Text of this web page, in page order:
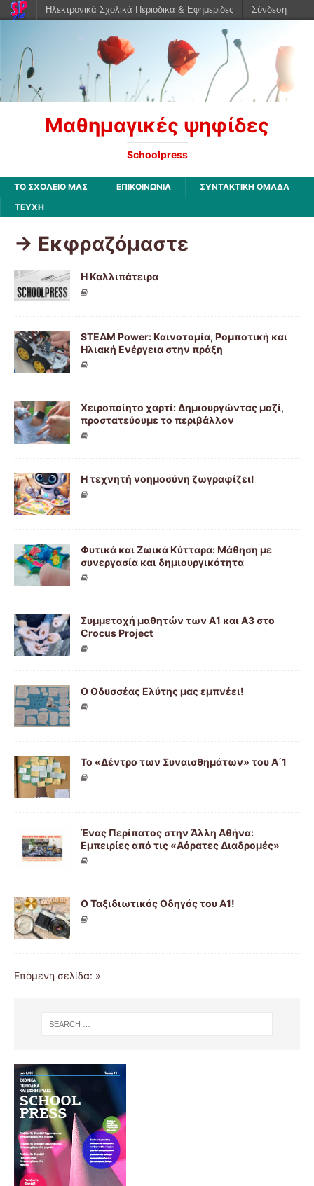
Μαθημαγικές ψηφίδες
Schoolpress
ΤΟ ΣΧΟΛΕΙΟ ΜΑΣ ΕΠΙΚΟΙΝΩΝΙΑ
ΣΥΝΤΑΚΤΙΚΗ ΟΜΑΔΑ
ΤΕΥΧΗ
-> Εκφραζόμαστε
Η Καλλιπάτειρα
STEAM Power: Καινοτομία, Ρομποτική και
Ηλιακή Ενέργεια στην πράξη
Χειροποίητο χαρτί: Δημιουργώντας μαζί,
προστατεύουμε το περιβάλλον
Η τεχνητή νοημοσύνη ζωγραφίζει!
Φυτικά και Ζωικά Κύτταρα: Μάθηση με
συνεργασία και δημιουργικότητα
Συμμετοχή μαθητών των Α1 και Α3 στο
Crocus Project
Ο Οδυσσέας Ελύτης μας εμπνέει!
Το «Δέντρο των Συναισθημάτων» του Α΄1
Ένας Περίπατος στην Άλλη Αθήνα:
Εμπειρίες από τις «Αόρατες Διαδρομές»
Ο Ταξιδιωτικός Οδηγός του Α1!
Επόμενη σελίδα: »
Ηλεκτρονικά Σχολικά Περιοδικά & Εφημερίδες Σύνδεση